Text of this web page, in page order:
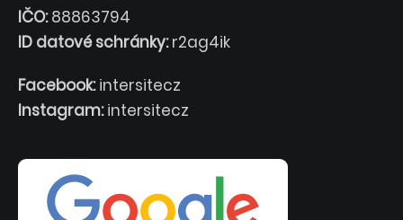
IČO:88863794
ID datové schránky:r2ag4ik
Facebook: intersitecz
Instagram: intersitecz